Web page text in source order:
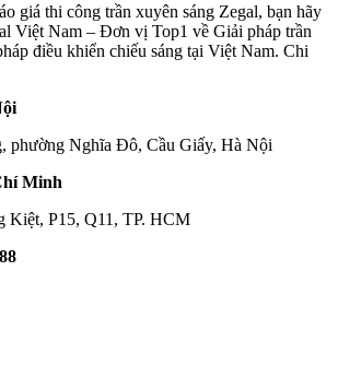
giá thi công trần xuyên sáng Zegal, bạn hãy
Việt Nam – Đơn vị Top1 về Giải pháp trần
điều khiển chiếu sáng tại Việt Nam. Chi
phường Nghĩa Đô, Cầu Giấy, Hà Nội
Minh
Kiệt, P15, Q11, TP. HCM